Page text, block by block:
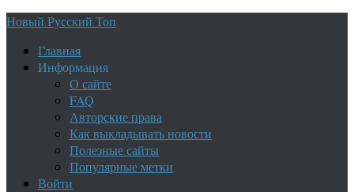
Новый Русский Топ
Главная
Информация
О сайте
FAQ
Авторские права
Как выкладывать новости
Полезные сайты
Популярные метки
Войти